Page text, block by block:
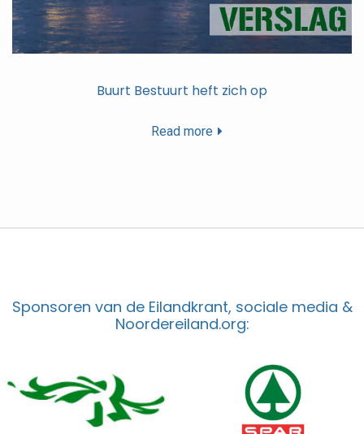
Buurt Bestuurt heft zich op
Read more
Sponsoren van de Eilandkrant, sociale media &
Noordereiland.org: